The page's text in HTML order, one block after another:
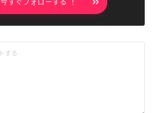
今すぐフォローする ！